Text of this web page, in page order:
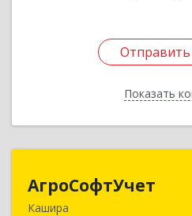
Отправить
Показать
Отправить
АгроСофтУчет
Кашира
142932, Московская обл,